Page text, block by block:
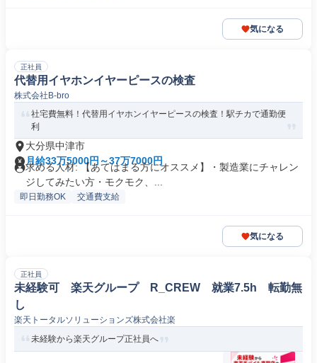
気になる
正社員
代替用イヤホンイヤーピースの検査
株式会社B-bro
社宅費無料！代替用イヤホンイヤーピースの検査！駅チカで通勤便
利
大分県中津市
月給33万5000円～37万7000円
求める人材: 【あてはまる方にオススメ】・製造業にチャレン
ジしてみたい方・モクモク、...
即日勤務OK 交通費支給
気になる
正社員
未経験可 楽天グループ R_CREW 就業7.5h 転勤無
し
楽天トータルソリューションズ株式会社楽
未経験から楽天グループ正社員へ